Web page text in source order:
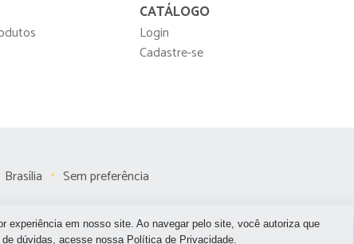
experiência em nosso site. Ao navegar pelo site, você autoriza que
dúvidas, acesse nossa Política de Privacidade.
CATÁLOGO
Login
Cadastre-se
Brasília Sem preferência